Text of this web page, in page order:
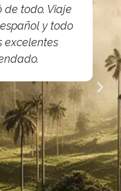
de todo. Viaje
y todo
excelentes